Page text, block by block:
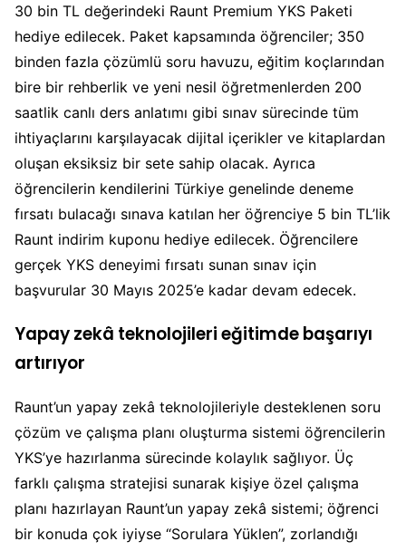
30 bin TL değerindeki Raunt Premium YKS Paketi
hediye edilecek. Paket kapsamında öğrenciler; 350
binden fazla çözümlü soru havuzu, eğitim koçlarından
bire bir rehberlik ve yeni nesil öğretmenlerden 200
saatlik canlı ders anlatımı gibi sınav sürecinde tüm
ihtiyaçlarını karşılayacak dijital içerikler ve kitaplardan
oluşan eksiksiz bir sete sahip olacak. Ayrıca
öğrencilerin kendilerini Türkiye genelinde deneme
fırsatı bulacağı sınava katılan her öğrenciye 5 bin TL’lik
Raunt indirim kuponu hediye edilecek. Öğrencilere
gerçek YKS deneyimi fırsatı sunan sınav için
başvurular 30 Mayıs 2025’e kadar devam edecek.
Yapay zekâ teknolojileri eğitimde başarıyı
artırıyor
Raunt’un yapay zekâ teknolojileriyle desteklenen soru
çözüm ve çalışma planı oluşturma sistemi öğrencilerin
YKS’ye hazırlanma sürecinde kolaylık sağlıyor. Üç
farklı çalışma stratejisi sunarak kişiye özel çalışma
planı hazırlayan Raunt’un yapay zekâ sistemi; öğrenci
bir konuda çok iyiyse “Sorulara Yüklen”, zorlandığı